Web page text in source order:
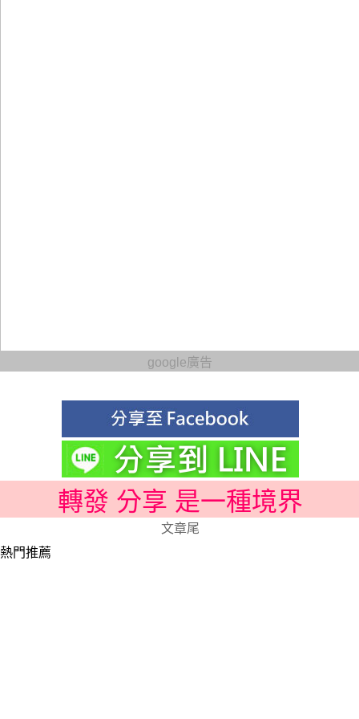
google廣告
轉發 分享 是一種境界
文章尾
熱門推薦